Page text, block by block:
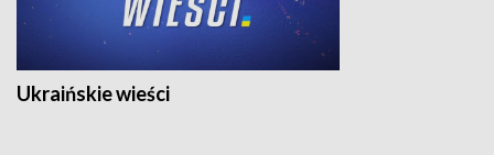
Ukraińskie wieści